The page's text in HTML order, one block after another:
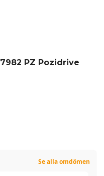
Se alla omdömen
PZ Pozidrive